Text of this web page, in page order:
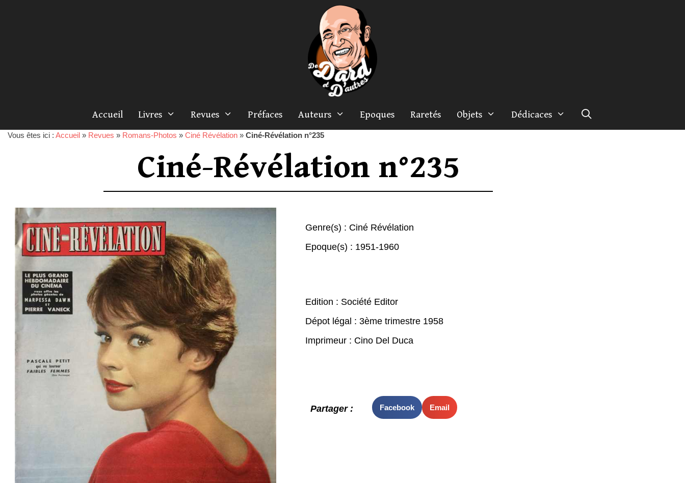
Accueil Livres Revues Préfaces Auteurs Epoques Raretés Objets Dédicaces
Vous êtes ici : Accueil » Revues » Romans-Photos » Ciné Révélation » Ciné-Révélation n°235
Ciné-Révélation n°235
Genre(s) : Ciné Révélation
Epoque(s) : 1951-1960
Edition : Société Editor
Dépot légal : 3ème trimestre 1958
Imprimeur : Cino Del Duca
Partager : Facebook Email